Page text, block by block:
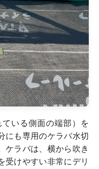
いる側面の端部）を
にも専用のケラバ水切
ケラバは、横から吹き
受けやすい非常にデリ